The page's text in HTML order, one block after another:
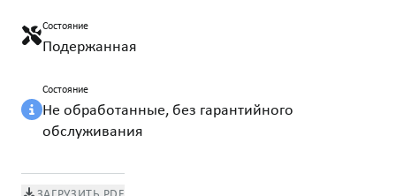
Состояние
Подержанная
Состояние
Не обработанные, без гарантийного
обслуживания